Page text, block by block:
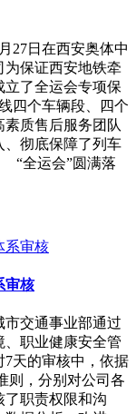
27日在西安奥体中
保证西安地铁牵
立了全运会专项保
四个车辆段、四个
质售后服务团队
、彻底保障了列车
“全运会”圆满落
审核
市交通事业部通过
、职业健康安全管
天的审核中，依据
则，分别对公司各
了职责权限和沟